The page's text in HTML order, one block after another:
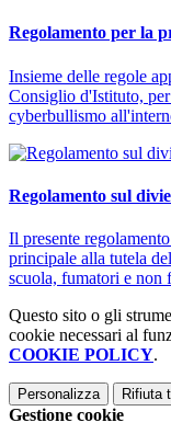
Regolamento per la
Insieme delle regole
Consiglio d'Istituto,
cyberbullismo
Regolamento sul
Il presente
principale alla tutela
scuola, fumatori e non
Questo sito o gli
cookie necessari al
COOKIE POLICY.
Personalizza Rifiuta
Gestione cookie